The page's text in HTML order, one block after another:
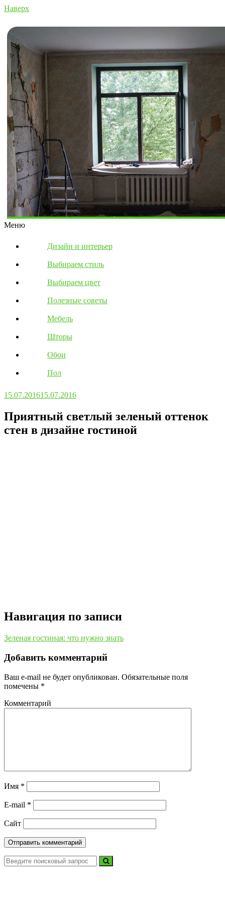
Наверх
Меню
Дизайн и интерьер
Выбираем стиль
Выбираем цвет
Полезные советы
Мебель
Шторы
Обои
Пол
15.07.201615.07.2016
Приятный светлый зеленый оттенок
стен в дизайне гостиной
Навигация по записи
Зеленая гостиная: что нужно знать
Добавить комментарий
Ваш e-mail не будет опубликован. Обязательные поля
помечены *
Комментарий
Имя *
E-mail *
Сайт